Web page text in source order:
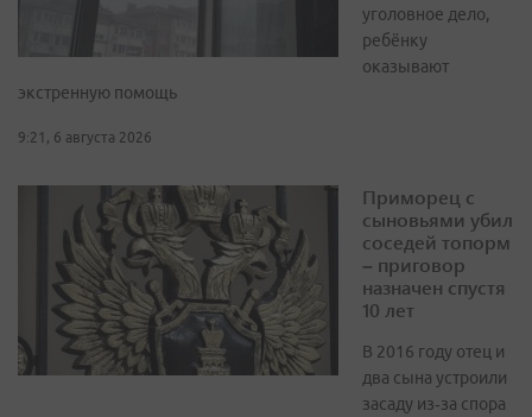
уголовное дело,
ребёнку
оказывают
экстренную помощь
9:21, 6 августа 2026
Приморец с
сыновьями убил
соседей топорм
– приговор
назначен спустя
10 лет
В 2016 году отец и
два сына устроили
засаду из‑за спора